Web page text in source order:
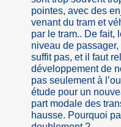
pointes, avec des
venant du tram et
par le tram.. De fait,
niveau de
suffit pas, et il faut
développement de
pas seulement à
étude pour un
part modale des
hausse. Pourquoi